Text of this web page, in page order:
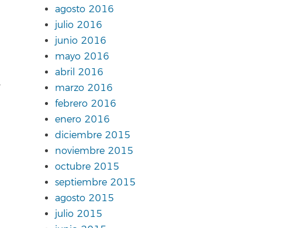
agosto 2016
julio 2016
junio 2016
mayo 2016
abril 2016
marzo 2016
febrero 2016
enero 2016
diciembre 2015
noviembre 2015
octubre 2015
septiembre 2015
agosto 2015
julio 2015